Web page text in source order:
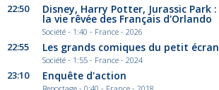
22:50 Disney, Harry Potter, Jurassic Park :
la vie rêvée des Français d'Orlando
Société - 1:40 - France - 2026
22:55 Les grands comiques du petit écran
Société - 1:55 - France - 2024
23:10 Enquête d'action